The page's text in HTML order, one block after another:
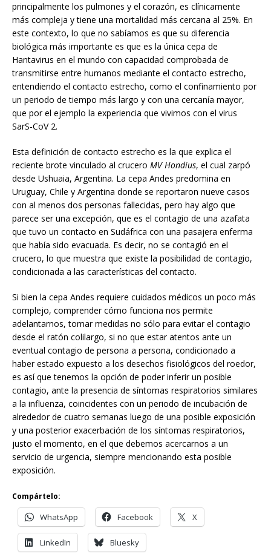
principalmente los pulmones y el corazón, es clínicamente
más compleja y tiene una mortalidad más cercana al 25%. En
este contexto, lo que no sabíamos es que su diferencia
biológica más importante es que es la única cepa de
Hantavirus en el mundo con capacidad comprobada de
transmitirse entre humanos mediante el contacto estrecho,
entendiendo el contacto estrecho, como el confinamiento por
un periodo de tiempo más largo y con una cercanía mayor,
que por el ejemplo la experiencia que vivimos con el virus
SarS-CoV 2.
Esta definición de contacto estrecho es la que explica el
reciente brote vinculado al crucero MV Hondius, el cual zarpó
desde Ushuaia, Argentina. La cepa Andes predomina en
Uruguay, Chile y Argentina donde se reportaron nueve casos
con al menos dos personas fallecidas, pero hay algo que
parece ser una excepción, que es el contagio de una azafata
que tuvo un contacto en Sudáfrica con una pasajera enferma
que había sido evacuada. Es decir, no se contagió en el
crucero, lo que muestra que existe la posibilidad de contagio,
condicionada a las características del contacto.
Si bien la cepa Andes requiere cuidados médicos un poco más
complejo, comprender cómo funciona nos permite
adelantarnos, tomar medidas no sólo para evitar el contagio
desde el ratón colilargo, si no que estar atentos ante un
eventual contagio de persona a persona, condicionado a
haber estado expuesto a los desechos fisiológicos del roedor,
es así que tenemos la opción de poder inferir un posible
contagio, ante la presencia de síntomas respiratorios similares
a la influenza, coincidentes con un periodo de incubación de
alrededor de cuatro semanas luego de una posible exposición
y una posterior exacerbación de los síntomas respiratorios,
justo el momento, en el que debemos acercarnos a un
servicio de urgencia, siempre mencionando esta posible
exposición.
Compártelo:
WhatsApp Facebook X
LinkedIn Bluesky